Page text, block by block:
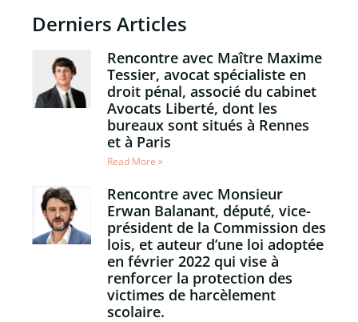
Derniers Articles
Rencontre avec Maître Maxime
Tessier, avocat spécialiste en
droit pénal, associé du cabinet
Avocats Liberté, dont les
bureaux sont situés à Rennes
et à Paris
Read More »
Rencontre avec Monsieur
Erwan Balanant, député, vice-
président de la Commission des
lois, et auteur d’une loi adoptée
en février 2022 qui vise à
renforcer la protection des
victimes de harcèlement
scolaire.